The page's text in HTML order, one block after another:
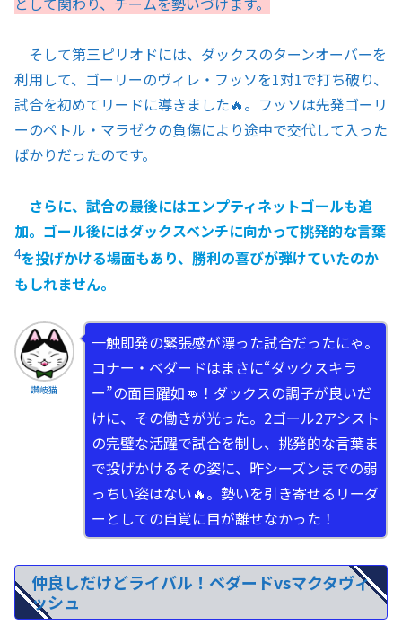
そして第三ピリオドには、ダックスのターンオーバーを
利用して、ゴーリーのヴィレ・フッソを1対1で打ち破り、
試合を初めてリードに導きました🔥。フッソは先発ゴーリ
ーのペトル・マラゼクの負傷により途中で交代して入った
ばかりだったのです。
さらに、試合の最後にはエンプティネットゴールも追
加。ゴール後にはダックスベンチに向かって挑発的な言葉
4を投げかける場面もあり、勝利の喜びが弾けていたのか
もしれません。
讃岐猫
一触即発の緊張感が漂った試合だったにゃ。
コナー・ベダードはまさに“ダックスキラ
ー”の面目躍如👊！ダックスの調子が良いだ
けに、その働きが光った。2ゴール2アシスト
の完璧な活躍で試合を制し、挑発的な言葉ま
で投げかけるその姿に、昨シーズンまでの弱
っちい姿はない🔥。勢いを引き寄せるリーダ
ーとしての自覚に目が離せなかった！
仲良しだけどライバル！ベダードvsマクタヴィ
ッシュ